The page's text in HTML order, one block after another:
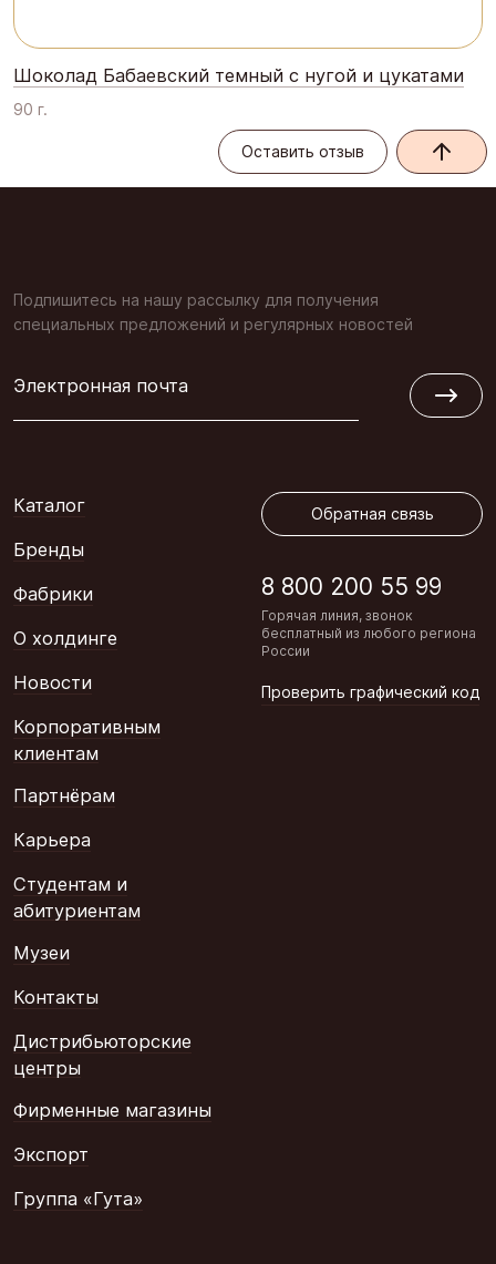
Шоколад Бабаевский темный с нугой и цукатами
90 г.
Оставить отзыв
Подпишитесь на нашу рассылку для получения
специальных предложений и регулярных новостей
Электронная почта
Каталог
Бренды
Фабрики
О холдинге
Новости
Корпоративным
клиентам
Партнёрам
Карьера
Студентам и
абитуриентам
Музеи
Контакты
Дистрибьюторские
центры
Фирменные магазины
Экспорт
Группа «Гута»
Обратная связь
8 800 200 55 99
Горячая линия, звонок
бесплатный из любого региона
России
Проверить графический код